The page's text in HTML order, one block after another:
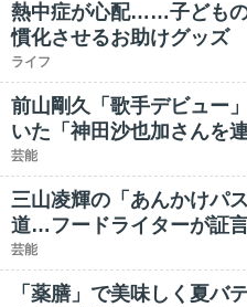
熱中症が心配……子ども
慣化させるお助けグッズ
ライフ
前山剛久「歌手デビュー
いた「神田沙也加さんを
芸能
三山凌輝の「あんかけパ
道…フードライターが証言
芸能
「薬膳」で美味しく夏バ